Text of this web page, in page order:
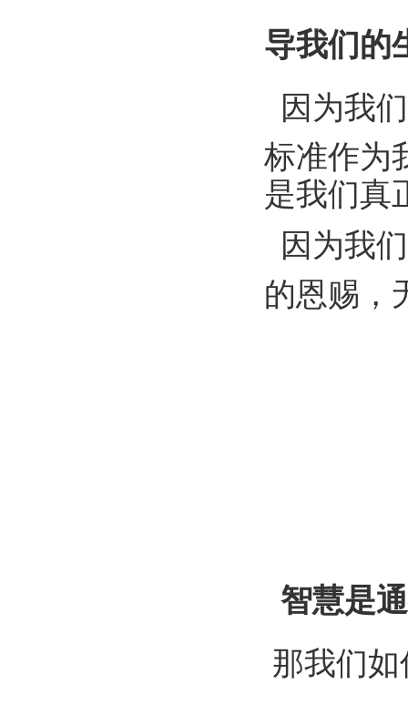
导我们的
因为我
标准作为
是我们真
因为我
的恩赐，
智慧是
那我们